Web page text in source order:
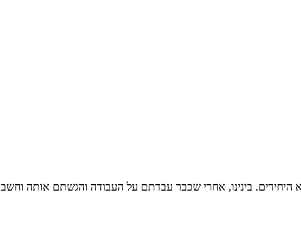
בינינו, אחרי שכבר עבדתם על העבודה והגשתם אותה